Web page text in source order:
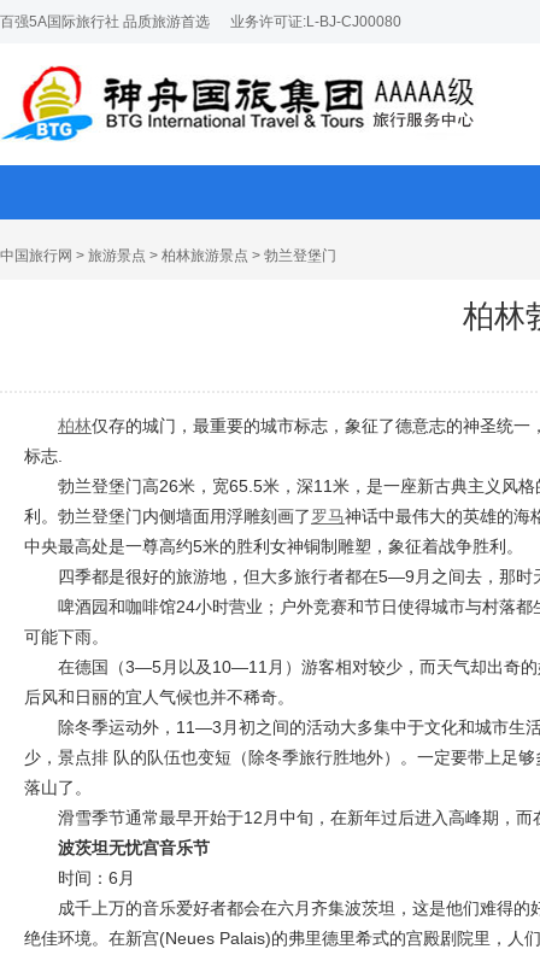
百强5A国际旅行社 品质旅游首选 业务许可证:L-BJ-CJ00080
中国旅行网 > 旅游景点 > 柏林旅游景点 > 勃兰登堡门
柏林
柏林仅存的城门，最重要的城市标志，象征了德意志的神圣统一
标志.
勃兰登堡门高26米，宽65.5米，深11米，是一座新古典主义风
利。勃兰登堡门内侧墙面用浮雕刻画了罗马神话中最伟大的英雄的海
中央最高处是一尊高约5米的胜利女神铜制雕塑，象征着战争胜利。
四季都是很好的旅游地，但大多旅行者都在5—9月之间去，那时
啤酒园和咖啡馆24小时营业；户外竞赛和节日使得城市与村落
可能下雨。
在德国（3—5月以及10—11月）游客相对较少，而天气却出奇
后风和日丽的宜人气候也并不稀奇。
除冬季运动外，11—3月初之间的活动大多集中于文化和城市生
少，景点排 队的队伍也变短（除冬季旅行胜地外）。一定要带上足
落山了。
滑雪季节通常最早开始于12月中旬，在新年过后进入高峰期，
波茨坦无忧宫音乐节
时间：6月
成千上万的音乐爱好者都会在六月齐集波茨坦，这是他们难得
绝佳环境。在新宫(Neues Palais)的弗里德里希式的宫殿剧院里，人